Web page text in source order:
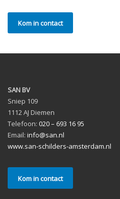
Kom in contact
SAN BV
Sniep 109
1112 AJ Diemen
Telefoon: 020 – 693 16 95
Email: info@san.nl
www.san-schilders-amsterdam.nl
Kom in contact